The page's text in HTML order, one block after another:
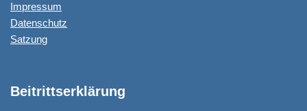
Impressum
Datenschutz
Satzung
Beitrittserklärung